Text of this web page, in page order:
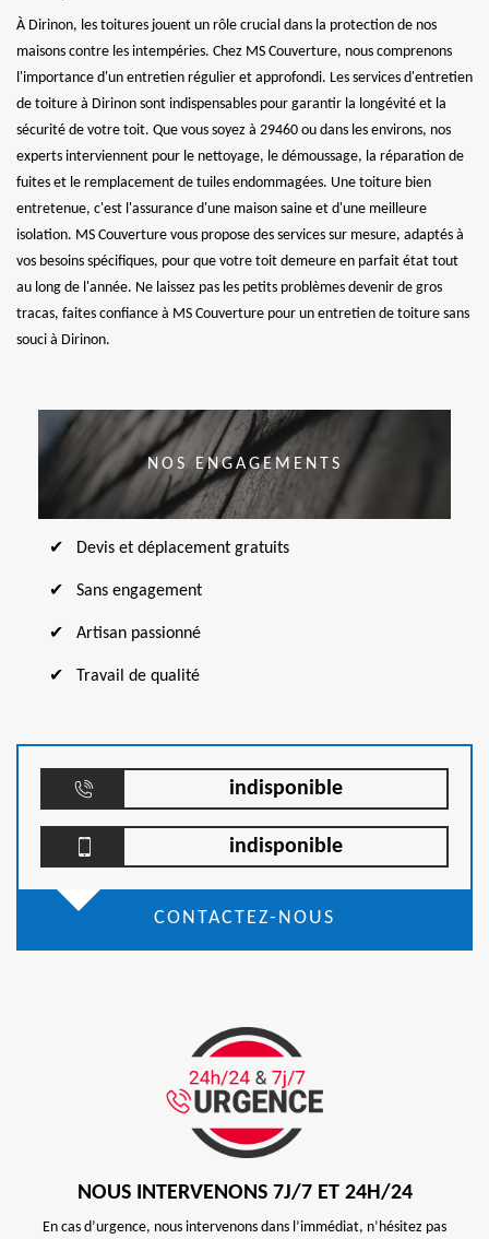
À Dirinon, les toitures jouent un rôle crucial dans la protection de nos
maisons contre les intempéries. Chez MS Couverture, nous comprenons
l'importance d'un entretien régulier et approfondi. Les services d'entretien
de toiture à Dirinon sont indispensables pour garantir la longévité et la
sécurité de votre toit. Que vous soyez à 29460 ou dans les environs, nos
experts interviennent pour le nettoyage, le démoussage, la réparation de
fuites et le remplacement de tuiles endommagées. Une toiture bien
entretenue, c'est l'assurance d'une maison saine et d'une meilleure
isolation. MS Couverture vous propose des services sur mesure, adaptés à
vos besoins spécifiques, pour que votre toit demeure en parfait état tout
au long de l'année. Ne laissez pas les petits problèmes devenir de gros
tracas, faites confiance à MS Couverture pour un entretien de toiture sans
souci à Dirinon.
NOS ENGAGEMENTS
Devis et déplacement gratuits
Sans engagement
Artisan passionné
Travail de qualité
indisponible
indisponible
CONTACTEZ-NOUS
NOUS INTERVENONS 7J/7 ET 24H/24
En cas d’urgence, nous intervenons dans l’immédiat, n’hésitez pas